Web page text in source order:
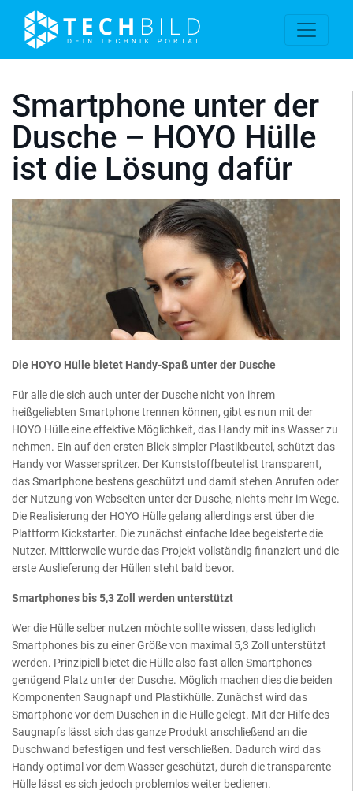
Smartphone unter der
Dusche – HOYO Hülle
ist die Lösung dafür
Die HOYO Hülle bietet Handy-Spaß unter der Dusche
Für alle die sich auch unter der Dusche nicht von ihrem
heißgeliebten Smartphone trennen können, gibt es nun mit der
HOYO Hülle eine effektive Möglichkeit, das Handy mit ins Wasser zu
nehmen. Ein auf den ersten Blick simpler Plastikbeutel, schützt das
Handy vor Wasserspritzer. Der Kunststoffbeutel ist transparent,
das Smartphone bestens geschützt und damit stehen Anrufen oder
der Nutzung von Webseiten unter der Dusche, nichts mehr im Wege.
Die Realisierung der HOYO Hülle gelang allerdings erst über die
Plattform Kickstarter. Die zunächst einfache Idee begeisterte die
Nutzer. Mittlerweile wurde das Projekt vollständig finanziert und die
erste Auslieferung der Hüllen steht bald bevor.
Smartphones bis 5,3 Zoll werden unterstützt
Wer die Hülle selber nutzen möchte sollte wissen, dass lediglich
Smartphones bis zu einer Größe von maximal 5,3 Zoll unterstützt
werden. Prinzipiell bietet die Hülle also fast allen Smartphones
genügend Platz unter der Dusche. Möglich machen dies die beiden
Komponenten Saugnapf und Plastikhülle. Zunächst wird das
Smartphone vor dem Duschen in die Hülle gelegt. Mit der Hilfe des
Saugnapfs lässt sich das ganze Produkt anschließend an die
Duschwand befestigen und fest verschließen. Dadurch wird das
Handy optimal vor dem Wasser geschützt, durch die transparente
Hülle lässt es sich jedoch problemlos weiter bedienen.